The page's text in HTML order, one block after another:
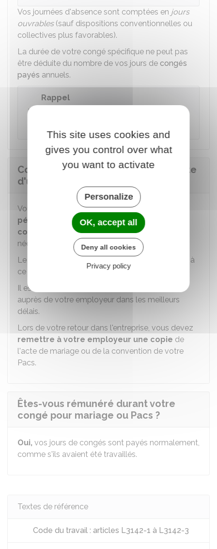
Vos journées d'absence sont comptées en jours
ouvrables(sauf dispositions conventionnelles ou
collectives plus favorables).
La durée de votre congé spécifique ne peut pas
être déduite du nombre de vos jours de congés
payés annuels.
Rappel
Le Pacs et le mariage sont
Comment prendre un congé à la suite
d'un Pacs ou d'un mariage ?
Vous pouvez prendre votre congé dans
période durant laquelle votre Pacs a été
conclu ou votre mariage a eu lieu
nécessairement le jour même.
Le code du travail ne prévoit aucune disposition à
ce sujet.
Il est donc conseillé de faire cette déclaration
auprès de votre employeur dans les meilleurs
délais.
Lors de votre retour dans l'entreprise, vous devez
remettre à votre employeur une copie de
l'acte de mariage ou de la convention de votre
Pacs.
Êtes-vous rémunéré durant votre
congé pour mariage ou Pacs ?
Oui, vos jours de congés sont payés normalement,
comme s'ils avaient été travaillés.
Textes de référence
Code du travail : articles L3142-1 à L3142-3
This site uses cookies and
gives you control over what
you want to activate
Personalize
OK, accept all
Deny all cookies
Privacy policy